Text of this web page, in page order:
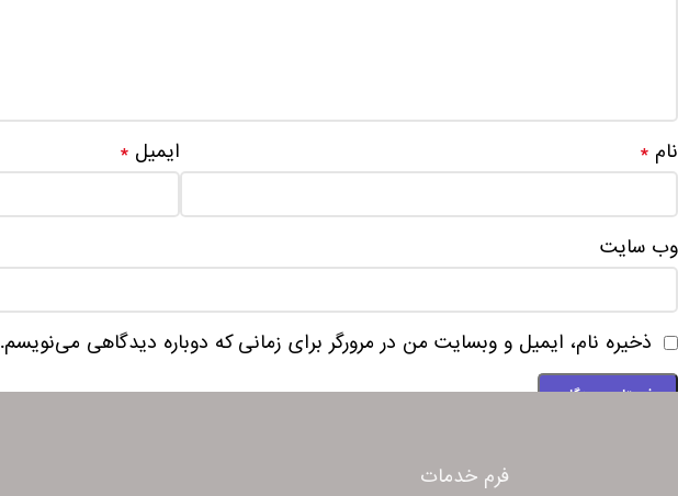
نام * ایمیل*
وب‌ سایت
ذخیره نام، ایمیل و وبسایت من در مرورگر برای زمانی که دوباره دیدگاهی می‌نویسم.
فرم خدمات